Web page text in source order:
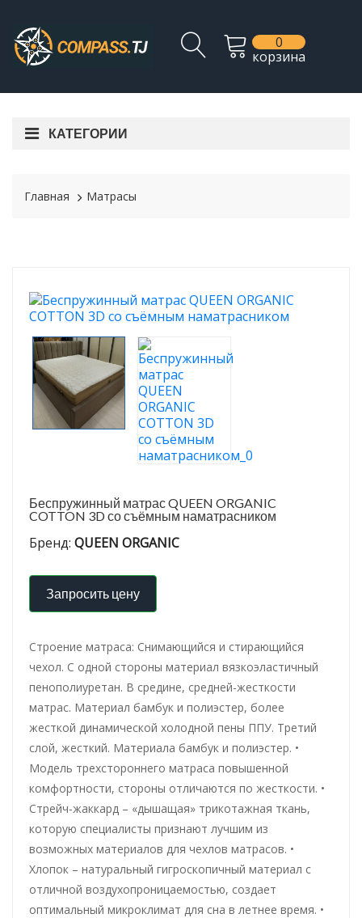
0
корзина
КАТЕГОРИИ
Главная Матрасы
Беспружинный матрас QUEEN ORGANIC
COTTON 3D со съёмным наматрасником
Бренд: QUEEN ORGANIC
Запросить цену
Строение матраса: Снимающийся и стирающийся
чехол. С одной стороны материал вязкоэластичный
пенополиуретан. В средине, средней-жесткости
матрас. Материал бамбук и полиэстер, более
жесткой динамической холодной пены ППУ. Третий
слой, жесткий. Материала бамбук и полиэстер. •
Mодель трехстороннего матраса повышенной
комфортности, стороны отличаются по жесткости. •
Стрейч-жаккард – «дышащая» трикотажная ткань,
которую специалисты признают лучшим из
возможных материалов для чехлов матрасов. •
Хлопок – натуральный гигроскопичный материал с
отличной воздухопроницаемостью, создает
оптимальный микроклимат для сна в летнее время. •